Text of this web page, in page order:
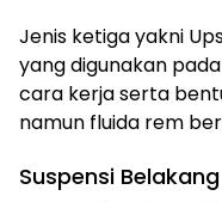
Jenis ketiga yakni
yang digunakan
cara kerja serta
namun fluida rem
Suspensi Belakang